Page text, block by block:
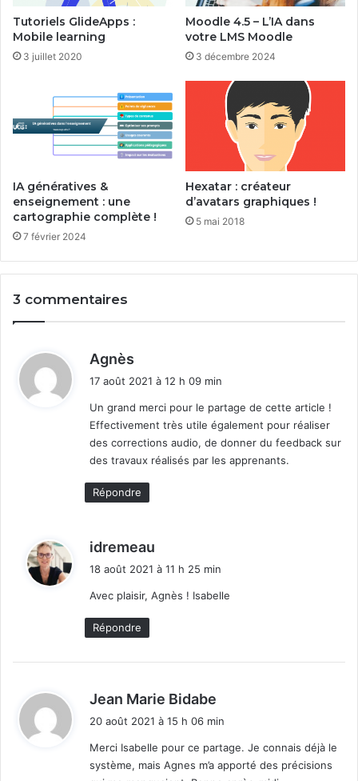
Tutoriels GlideApps :
Mobile learning
3 juillet 2020
Moodle 4.5 – L’IA dans
votre LMS Moodle
3 décembre 2024
IA génératives &
enseignement : une
cartographie complète !
7 février 2024
Hexatar : créateur
d’avatars graphiques !
5 mai 2018
3 commentaires
Agnès
:
17 août 2021 à 12 h 09 min
Un grand merci pour le partage de cette article !
Effectivement très utile également pour réaliser
des corrections audio, de donner du feedback sur
des travaux réalisés par les apprenants.
Répondre
idremeau
18 août 2021 à 11 h 25 min
Avec plaisir, Agnès ! Isabelle
Répondre
Jean Marie Bidabe
:
20 août 2021 à 15 h 06 min
Merci Isabelle pour ce partage. Je connais déjà le
système, mais Agnes m’a apporté des précisions